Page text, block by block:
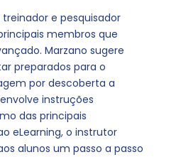
e pesquisador
membros que
Marzano sugere
preparados para o
por descoberta a
instruções
das principais
eLearning, o instrutor
alunos um passo a passo